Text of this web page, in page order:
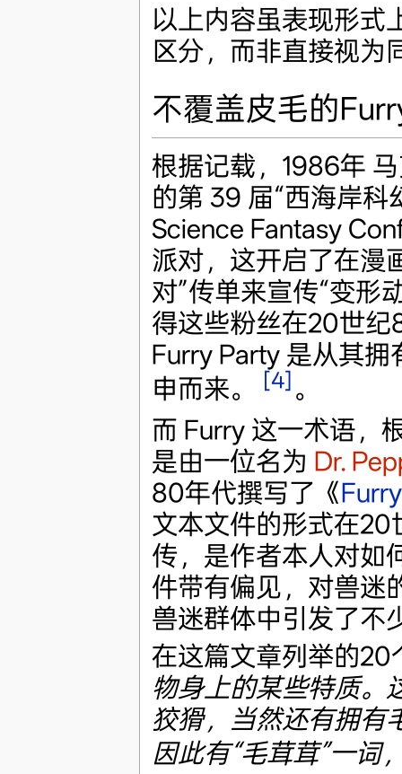
以上内容虽表现形式
区分，而非直接视为
不覆盖皮毛的
根据记载，1986年
的第 39 届“西海岸
Science Fantasy
派对，这开启了在漫
对”传单来宣传“变形
得这些粉丝在20世纪
Furry Party 是从其拥
申而来。
[4] 。
而 Furry 这一术语，
是由一位名为 Dr.
80年代撰写了《
文本文件的形式在20
传，是作者本人对如
件带有偏见，对兽迷
兽迷群体中引发了不
在这篇文章列举的20
物身上的某些特质。
狡猾，当然还有拥有
因此有“毛茸茸”一词